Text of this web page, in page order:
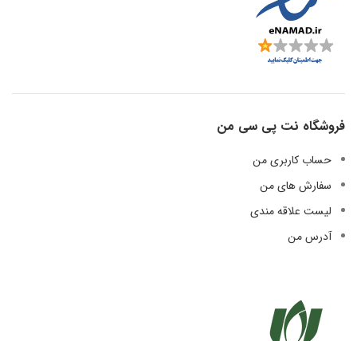
فروشگاه نت پی سی من
حساب کاربری من
سفارش های من
لیست علاقه مندی
آدرس من